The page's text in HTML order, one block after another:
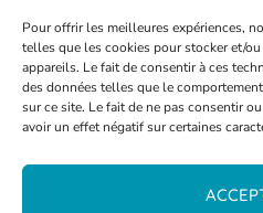
Pour offrir les meilleures expériences,
telles que les cookies pour stocker et/
appareils. Le fait de consentir à ces
des données telles que le
sur ce site. Le fait de ne pas consentir
avoir un effet négatif sur certaines